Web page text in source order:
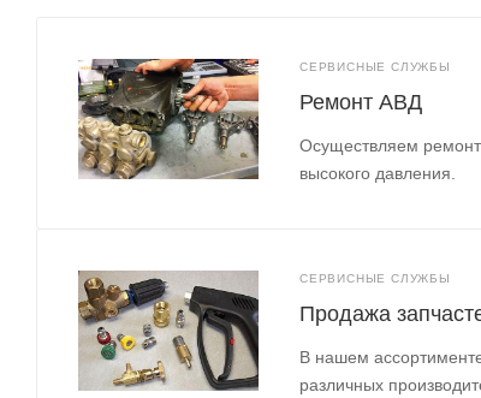
СЕРВИСНЫЕ СЛУЖБЫ
Ремонт АВД
Осуществляем
высокого давления.
СЕРВИСНЫЕ СЛУЖБЫ
Продажа
В нашем
различных